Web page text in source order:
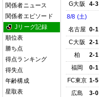
関係者ニュース
関係者エピソード
Jリーグ記録
順位表
勝ち点
得点ランキング
得失点
年齢構成
星取表
G大阪
4-3
8/8 (土)
名古屋 0-1
C大阪
2-1
柏
2-1
福岡
0-1
FC東京 1-5
広島
3-0